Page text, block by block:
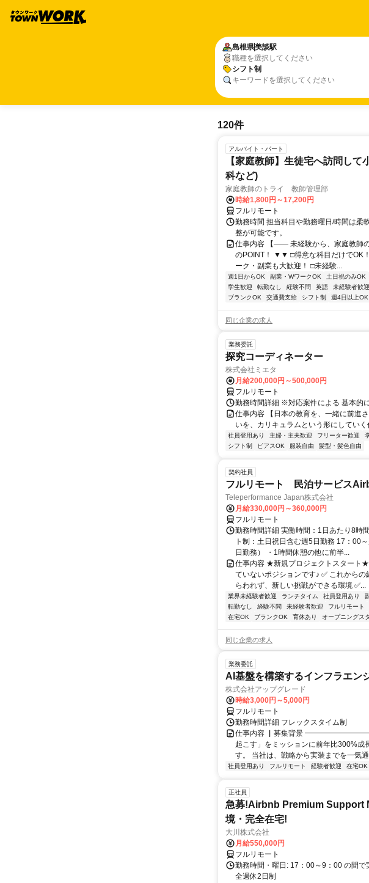
島根県美談駅
職種を選択してください
シフト制
キーワードを選択してください
120件
アルバイト・パート
【家庭教師】生徒宅へ訪問し
科など)
家庭教師のトライ 教師管理部
時給1,800円～17,200円
フルリモート
勤務時間 担当科目や勤務曜日/時間は柔
整が可能です。
仕事内容 【―― 未経験から、家庭教
のPOINT！ ▼▼ □得意な科目だけでOK
ーク・副業も大歓迎！ □未経験...
週1日からOK 副業・WワークOK 土日祝のみOK
学生歓迎
転勤なし 経験不問 英語 未経験者歓迎
ブランクOK
交通費支給 シフト制 週4日以上OK
同じ企業の求人
業務委託
探究コーディネーター
株式会社ミエタ
月給200,000円～500,000円
フルリモート
勤務時間詳細 ※対応案件による 基本的
仕事内容 【日本の教育を、一緒に前進
いを、カリキュラムという形にしてい
社員登用あり 主婦・主夫歓迎 フリーター歓迎
シフト制
ピアスOK 服装自由 髪型・髪色自由
契約社員
フルリモート 民泊サービス
Teleperformance Japan株式会社
月給330,000円～360,000円
フルリモート
勤務時間詳細 実働時間：1日あたり8時
ト制：土日祝日含む週5日勤務 17：00
日勤務） ・1時間休憩の他に前半...
仕事内容 ★新規プロジェクトスタート★
ていないポジションです♪ ✅ これから
らわれず、新しい挑戦ができる環境 ✅...
業界未経験者歓迎 ランチタイム 社員登用あり
転勤なし
経験不問 未経験者歓迎 フルリモート
在宅OK
ブランクOK 育休あり オープニングス
同じ企業の求人
業務委託
AI基盤を構築するインフラエン
株式会社アップグレード
時給3,000円～5,000円
フルリモート
勤務時間詳細 フレックスタイム制
仕事内容 ▏募集背景
起こす」をミッションに前年比300%成
す。 当社は、戦略から実装までを一気
社員登用あり フルリモート 経験者歓迎 在宅OK
正社員
急募!Airbnb Premium Support
境・完全在宅!
大川株式会社
月給550,000円
フルリモート
勤務時間・曜日: 17：00～9：00 の間
全週休2日制